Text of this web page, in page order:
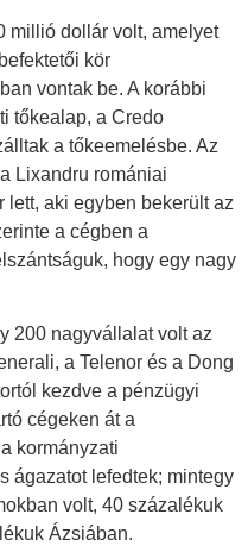
millió dollár volt, amelyet
kör
vontak be. A korábbi
tőkealap, a Credo
a tőkeemelésbe. Az
Lixandru romániai
aki egyben bekerült az
a cégben a
hogy egy nagy
200 nagyvállalat volt az
a Telenor és a Dong
kezdve a pénzügyi
cégeken át a
kormányzati
ágazatot lefedtek; mintegy
volt, 40 százalékuk
Ázsiában.